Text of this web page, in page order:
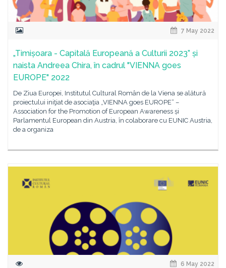
7 May 2022
„Timișoara - Capitală Europeană a Culturii 2023” și
naista Andreea Chira, în cadrul "VIENNA goes
EUROPE" 2022
De Ziua Europei, Institutul Cultural Român de la Viena se alătură
proiectului iniţiat de asociaţia „VIENNA goes EUROPE“ –
Association for the Promotion of European Awareness și
Parlamentul European din Austria, în colaborare cu EUNIC Austria,
de a organiza
6 May 2022